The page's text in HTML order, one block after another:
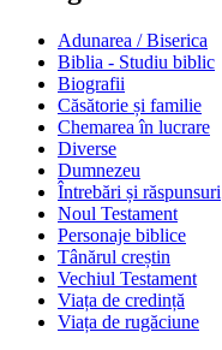
Adunarea / Biserica
Biblia - Studiu biblic
Biografii
Căsătorie și familie
Chemarea în lucrare
Diverse
Dumnezeu
Întrebări și răspunsuri
Noul Testament
Personaje biblice
Tânărul creștin
Vechiul Testament
Viața de credință
Viața de rugăciune